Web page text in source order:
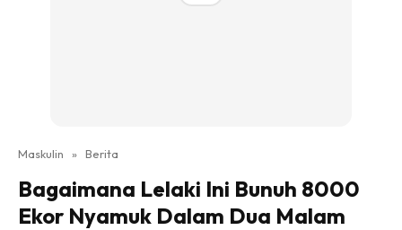
Maskulin » Berita
Bagaimana Lelaki Ini Bunuh 8000
Ekor Nyamuk Dalam Dua Malam